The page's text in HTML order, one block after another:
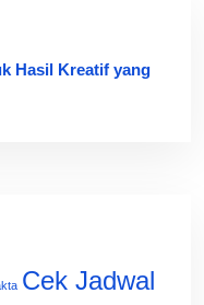
Hasil Kreatif yang
Cek Jadwal